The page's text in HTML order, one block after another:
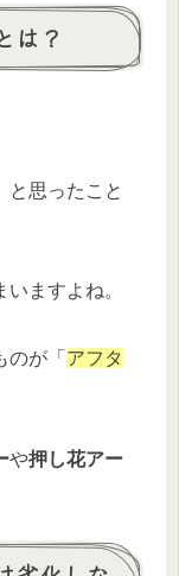
は？
と思ったこと
ますよね。
のが「 アフタ
や押し花アー